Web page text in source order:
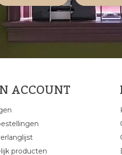
ACCOUNT
producten